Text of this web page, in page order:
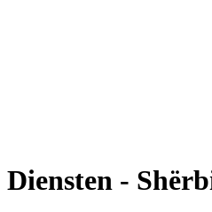
Diensten -